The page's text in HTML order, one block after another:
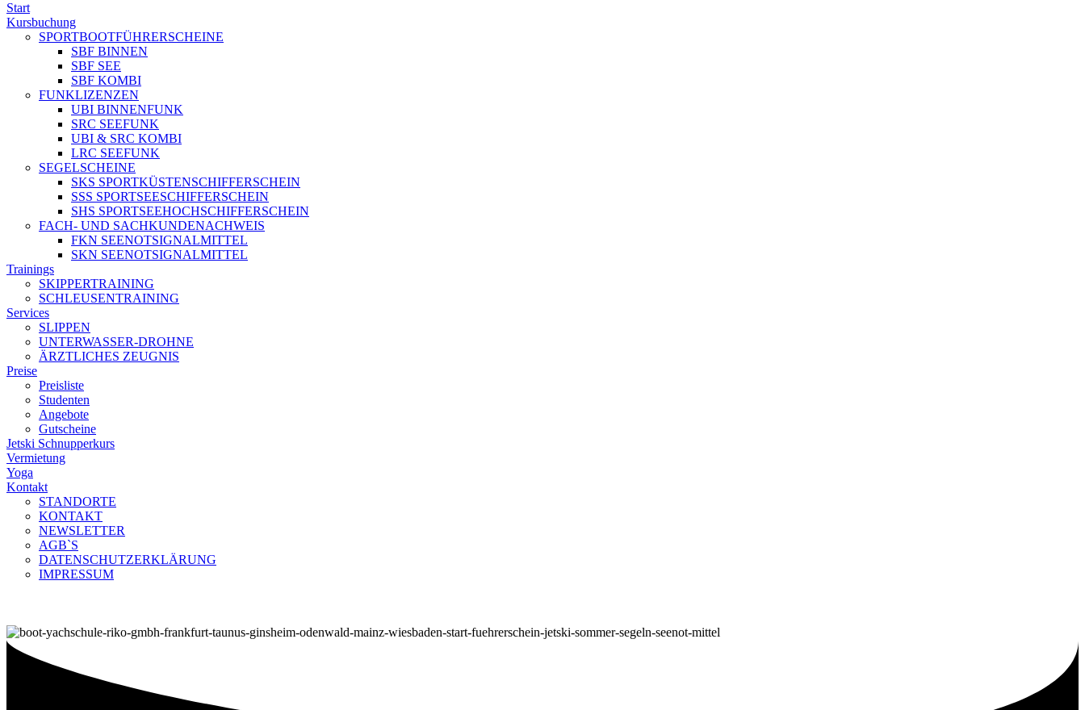
Start
Kursbuchung
SPORTBOOTFÜHRERSCHEINE
SBF BINNEN
SBF SEE
SBF KOMBI
FUNKLIZENZEN
UBI BINNENFUNK
SRC SEEFUNK
UBI & SRC KOMBI
LRC SEEFUNK
SEGELSCHEINE
SKS SPORTKÜSTENSCHIFFERSCHEIN
SSS SPORTSEESCHIFFERSCHEIN
SHS SPORTSEEHOCHSCHIFFERSCHEIN
FACH- UND SACHKUNDENACHWEIS
FKN SEENOTSIGNALMITTEL
SKN SEENOTSIGNALMITTEL
Trainings
SKIPPERTRAINING
SCHLEUSENTRAINING
Services
SLIPPEN
UNTERWASSER-DROHNE
ÄRZTLICHES ZEUGNIS
Preise
Preisliste
Studenten
Angebote
Gutscheine
Jetski Schnupperkurs
Vermietung
Yoga
Kontakt
STANDORTE
KONTAKT
NEWSLETTER
AGB`S
DATENSCHUTZERKLÄRUNG
IMPRESSUM